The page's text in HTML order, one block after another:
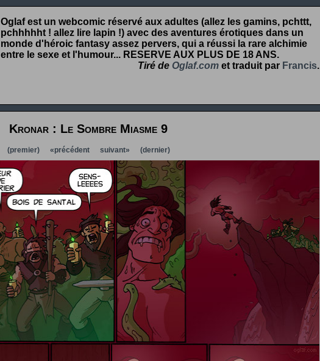
Oglaf est un webcomic réservé aux adultes (allez les gamins, pchttt,
pchhhhht ! allez lire lapin !) avec des aventures érotiques dans un
monde d'héroic fantasy assez pervers, qui a réussi la rare alchimie
entre le sexe et l'humour... RESERVE AUX PLUS DE 18 ANS.
Tiré de Oglaf.com et traduit par Francis.
Kronar : Le Sombre Miasme 9
(premier) «précédent suivant» (dernier)